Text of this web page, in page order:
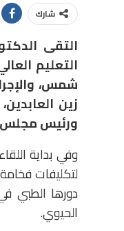
شارك
التقى
التعليم
شمس،
زين
ورئيس مجلس
وفي بداية
لتكليفات
دورها الطبي
الحيوي.